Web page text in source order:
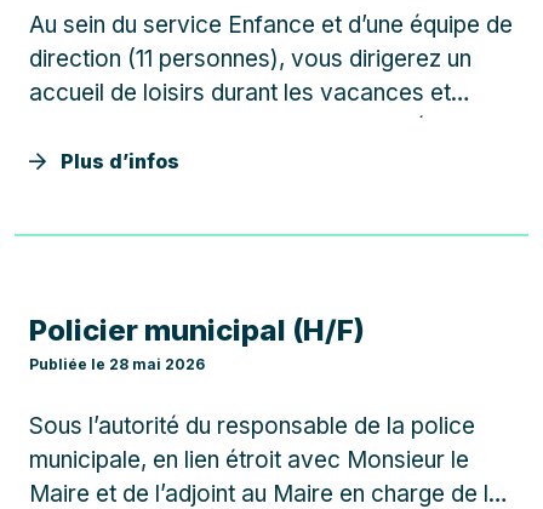
Au sein du service Enfance et d’une équipe de
direction (11 personnes), vous dirigerez un
accueil de loisirs durant les vacances et
assurerez la coordination des activités
périscolaires hors vacances. Dans le cadre
loisirs, vos missions…
Plus d’infos
Policier municipal (H/F)
Publiée le 28 mai 2026
Sous l’autorité du responsable de la police
municipale, en lien étroit avec Monsieur le
Maire et de l’adjoint au Maire en charge de la